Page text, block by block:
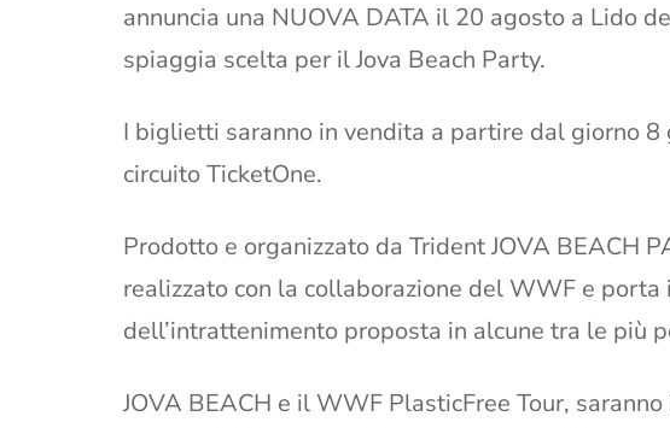
annuncia una NUOVA DATA il 20 agosto a Lido
spiaggia scelta per il Jova Beach Party.
I biglietti saranno in vendita a partire dal giorno
circuito TicketOne.
Prodotto e organizzato da Trident JOVA BEACH
realizzato con la collaborazione del WWF e
dell’intrattenimento proposta in alcune tra le più
JOVA BEACH e il WWF PlasticFree Tour,